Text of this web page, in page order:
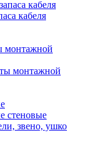
кабеля
монтажной
монтажной
стеновые
звено, ушко